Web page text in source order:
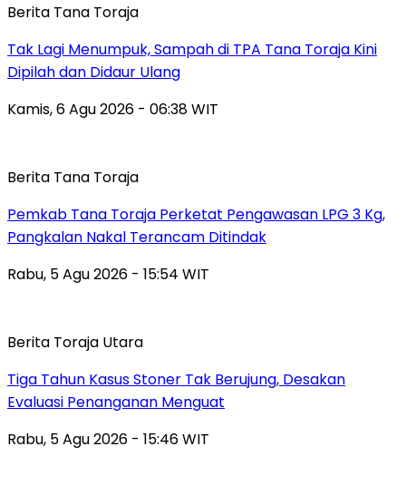
Berita Tana Toraja
Tak Lagi Menumpuk, Sampah di TPA Tana Toraja Kini
Dipilah dan Didaur Ulang
Kamis, 6 Agu 2026 - 06:38 WIT
Berita Tana Toraja
Pemkab Tana Toraja Perketat Pengawasan LPG 3 Kg,
Pangkalan Nakal Terancam Ditindak
Rabu, 5 Agu 2026 - 15:54 WIT
Berita Toraja Utara
Tiga Tahun Kasus Stoner Tak Berujung, Desakan
Evaluasi Penanganan Menguat
Rabu, 5 Agu 2026 - 15:46 WIT